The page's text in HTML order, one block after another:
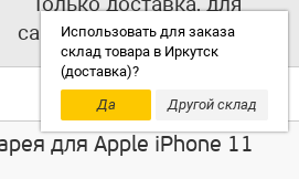
Использовать для заказа
склад товара в Иркутск
(доставка)?
Да
Другой склад
самовывоза выбирайте
другой склад!
для Apple iPhone 11